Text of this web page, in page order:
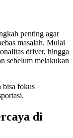
penting agar
masalah. Mulai
driver, hingga
sebelum melakukan
bisa fokus
di